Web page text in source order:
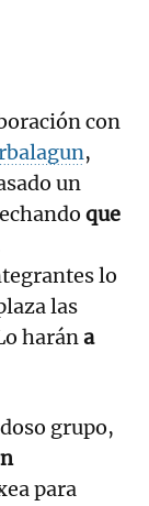
con
,
un
que
lo
las
harána
grupo,
para